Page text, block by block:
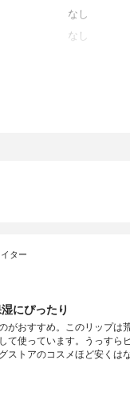
なし
なし
テトラエチ
ステリル/
ソステアリ
ハイドロゲ
ター
にぴったり
がおすすめ。このリップは
て使っています。うっすら
ストアのコスメほど安くは